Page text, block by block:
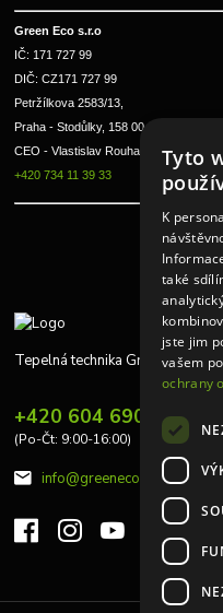
Green Eco s.r.o
IČ: 171 727 99
DIČ: CZ171 727 99
Petržílkova 2583/13,
Praha - Stodůlky, 158 00
CEO - Vlastislav Rouha ml.
+420 734 11 39 33
Tepelná technika Greeneco
+420 604 690 848
(Po-Čt: 9:00-16:00)
info@greeneco.cz
Tyto
K
také
jste jim
vašem
ochrany